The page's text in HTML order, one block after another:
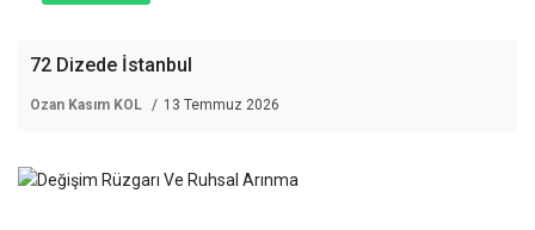
72 Dizede İstanbul
Ozan Kasım KOL 13 Temmuz 2026